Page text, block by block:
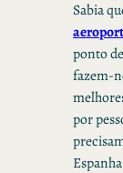
Sabia
ponto
fazem-
por